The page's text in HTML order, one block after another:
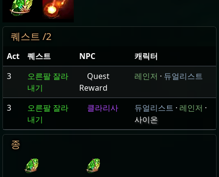
퀘스트 /2
Act 퀘스트 NPC
캐릭터
3
오른팔 잘라
내기
Quest
Reward
레인저 · 듀얼리스트
3
오른팔 잘라
내기
클라리사 듀얼리스트 · 레인저 ·
사이온
종